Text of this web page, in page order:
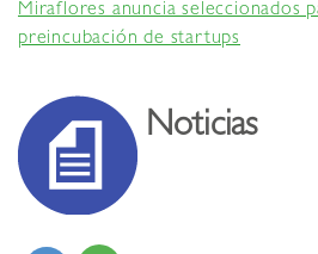
Miraflores anuncia seleccionados
preincubación de startups
Noticias